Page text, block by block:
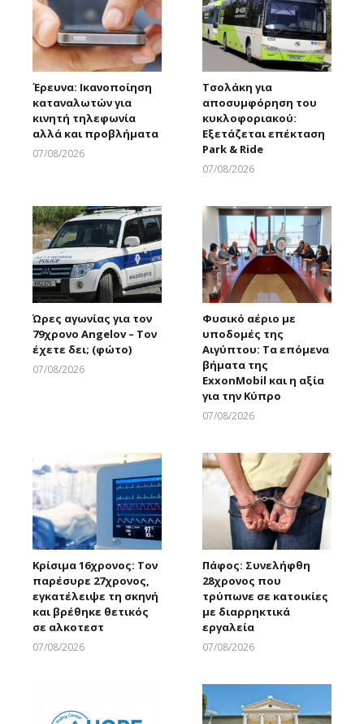
Έρευνα: Ικανοποίηση
καταναλωτών για
κινητή τηλεφωνία
αλλά και προβλήματα
07/08/2026
Τσολάκη για
αποσυμφόρηση του
κυκλοφοριακού:
Εξετάζεται επέκταση
Park & Ride
07/08/2026
Ώρες αγωνίας για τον
79χρονο Angelov – Τον
έχετε δει; (φώτο)
07/08/2026
Φυσικό αέριο με
υποδομές της
Αιγύπτου: Τα επόμενα
βήματα της
ExxonMobil και η αξία
για την Κύπρο
07/08/2026
Κρίσιμα 16χρονος: Τον
παρέσυρε 27χρονος,
εγκατέλειψε τη σκηνή
και βρέθηκε θετικός
σε αλκοτεστ
07/08/2026
Πάφος: Συνελήφθη
28χρονος που
τρύπωνε σε κατοικίες
με διαρρηκτικά
εργαλεία
07/08/2026